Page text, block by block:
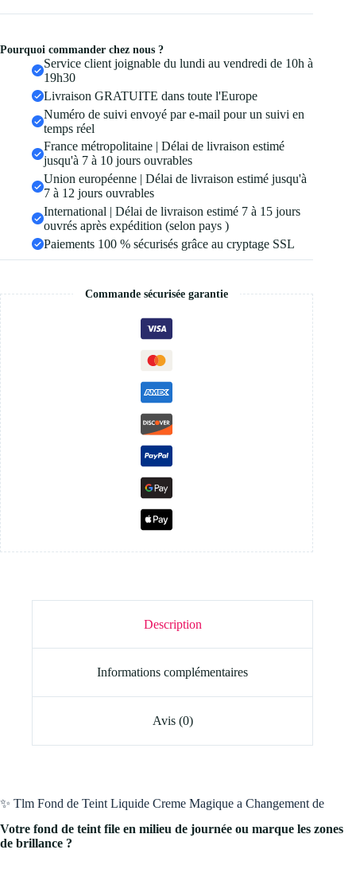
Pourquoi commander chez nous ?
Service client joignable du lundi au vendredi de 10h à
19h30
Livraison GRATUITE dans toute l'Europe
Numéro de suivi envoyé par e-mail pour un suivi en
temps réel
France métropolitaine | Délai de livraison estimé
jusqu'à 7 à 10 jours ouvrables
Union européenne | Délai de livraison estimé jusqu'à
7 à 12 jours ouvrables
International | Délai de livraison estimé 7 à 15 jours
ouvrés après expédition (selon pays )
Paiements 100 % sécurisés grâce au cryptage SSL
Commande sécurisée garantie
Description
Informations complémentaires
Avis (0)
✨ Tlm Fond de Teint Liquide Creme Magique a Changement de
Votre fond de teint file en milieu de journée ou marque les zones
de brillance ?